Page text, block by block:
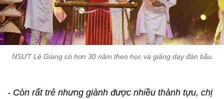
NSƯT Lệ Giang có hơn 30 năm theo học và giảng dạy đàn bầu.
- Còn rất trẻ nhưng giành được nhiều thành tựu, chị